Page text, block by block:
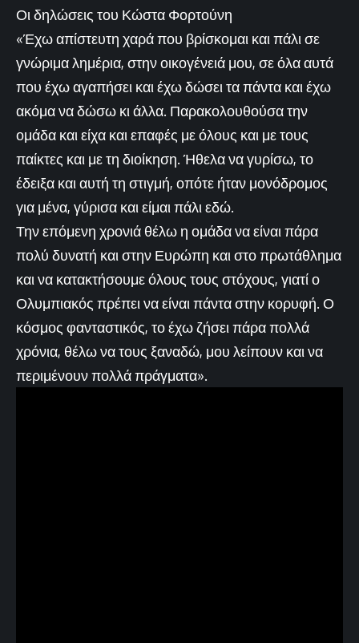
Οι δηλώσεις του Κώστα Φορτούνη
«Έχω απίστευτη χαρά που βρίσκομαι και πάλι σε
γνώριμα λημέρια, στην οικογένειά μου, σε όλα αυτά
που έχω αγαπήσει και έχω δώσει τα πάντα και έχω
ακόμα να δώσω κι άλλα. Παρακολουθούσα την
ομάδα και είχα και επαφές με όλους και με τους
παίκτες και με τη διοίκηση. Ήθελα να γυρίσω, το
έδειξα και αυτή τη στιγμή, οπότε ήταν μονόδρομος
για μένα, γύρισα και είμαι πάλι εδώ.
Την επόμενη χρονιά θέλω η ομάδα να είναι πάρα
πολύ δυνατή και στην Ευρώπη και στο πρωτάθλημα
και να κατακτήσουμε όλους τους στόχους, γιατί ο
Ολυμπιακός πρέπει να είναι πάντα στην κορυφή. Ο
κόσμος φανταστικός, το έχω ζήσει πάρα πολλά
χρόνια, θέλω να τους ξαναδώ, μου λείπουν και να
περιμένουν πολλά πράγματα».